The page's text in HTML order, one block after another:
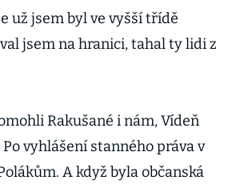
už jsem byl ve vyšší třídě
jsem na hranici, tahal ty lidi z
Rakušané i nám, Vídeň
vyhlášení stanného práva v
A když byla občanská